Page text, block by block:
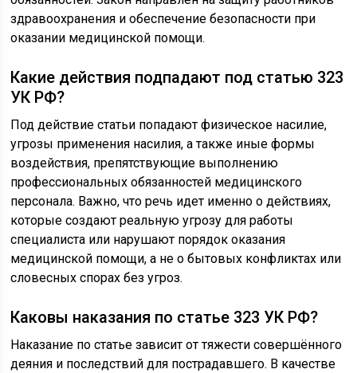
здравоохранения и обеспечение безопасности при
оказании медицинской помощи.
Какие действия подпадают под статью 323
УК РФ?
Под действие статьи попадают физическое насилие,
угрозы применения насилия, а также иные формы
воздействия, препятствующие выполнению
профессиональных обязанностей медицинского
персонала. Важно, что речь идет именно о действиях,
которые создают реальную угрозу для работы
специалиста или нарушают порядок оказания
медицинской помощи, а не о бытовых конфликтах или
словесных спорах без угроз.
Каковы наказания по статье 323 УК РФ?
Наказание по статье зависит от тяжести совершённого
деяния и последствий для пострадавшего. В качестве